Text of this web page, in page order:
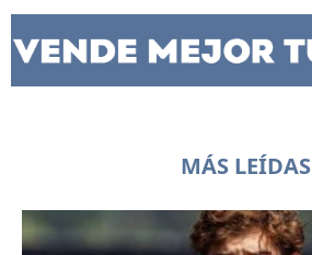
MÁS LEÍDAS